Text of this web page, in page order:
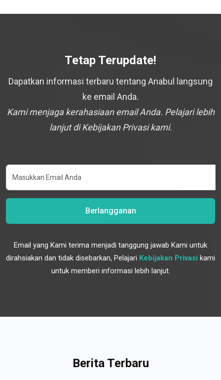
Tetap Terupdate!
Dapatkan informasi terbaru tentang Anabul langsung
ke email Anda.
Kami menjaga kerahasiaan email Anda. Pelajari lebih
lanjut di Kebijakan Privasi kami.
Berlangganan
Email yang Kami terima menjadi tanggung jawab Kami untuk
dirahsiakan dan tidak disebarkan, Pelajari Kebijakan Privasi kami
untuk memberi informasi lebih lanjut.
Berita Terbaru